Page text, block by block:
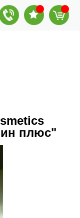
плюс"